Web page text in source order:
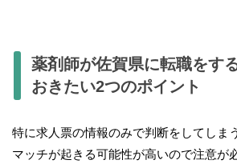
薬剤師が佐賀県に転職をす
おきたい2つのポイント
特に求人票の情報のみで判断をしてしま
マッチが起きる可能性が高いので注意が